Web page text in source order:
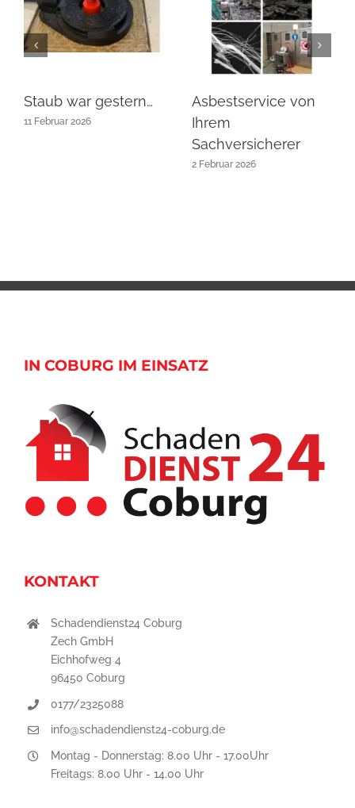
Staub war gestern…
11 Februar 2026
Asbestservice von
Ihrem
Sachversicherer
2 Februar 2026
IN COBURG IM EINSATZ
KONTAKT
Schadendienst24 Coburg
Zech GmbH
Eichhofweg 4
96450 Coburg
0177/2325088
info@schadendienst24-coburg.de
Montag - Donnerstag: 8.00 Uhr - 17.00Uhr
Freitags: 8.00 Uhr - 14.00 Uhr